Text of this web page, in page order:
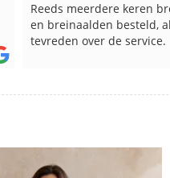
Snelle levering en keurig
Top.